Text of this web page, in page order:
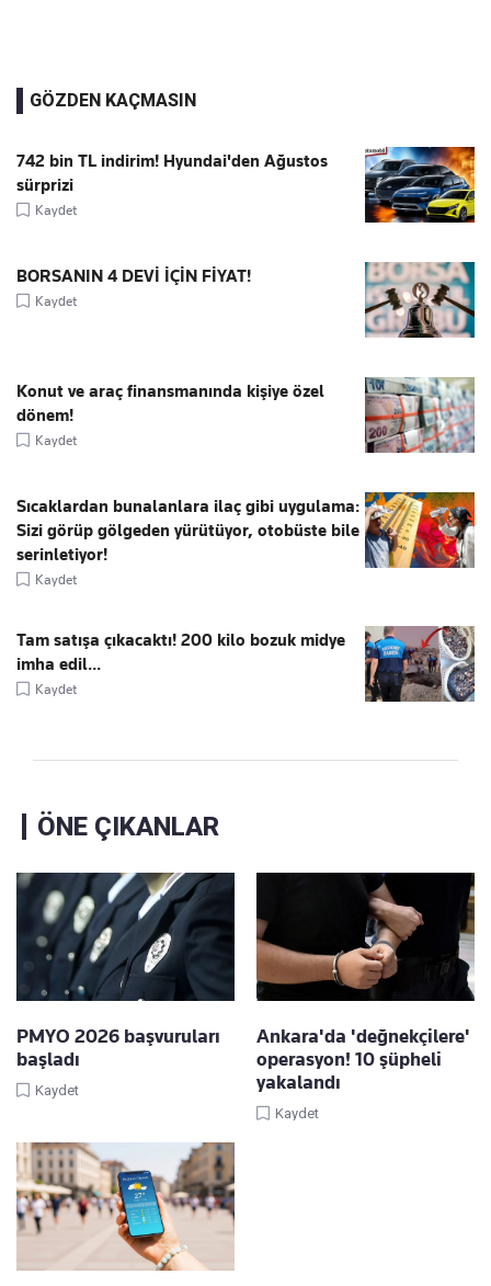
GÖZDEN KAÇMASIN
742 bin TL indirim! Hyundai'den Ağustos
sürprizi
Kaydet
BORSANIN 4 DEVİ İÇİN FİYAT!
Kaydet
Konut ve araç finansmanında kişiye özel
dönem!
Kaydet
Sıcaklardan bunalanlara ilaç gibi uygulama:
Sizi görüp gölgeden yürütüyor, otobüste bile
serinletiyor!
Kaydet
Tam satışa çıkacaktı! 200 kilo bozuk midye
imha edil...
Kaydet
ÖNE ÇIKANLAR
PMYO 2026 başvuruları
başladı
Kaydet
Ankara'da 'değnekçilere'
operasyon! 10 şüpheli
yakalandı
Kaydet